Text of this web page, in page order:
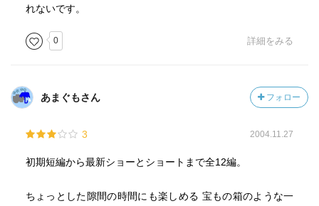
れないです。
0 詳細をみる
あまぐもさん フォロー
3 2004.11.27
初期短編から最新ショーとショートまで全12編。
ちょっとした隙間の時間にも楽しめる 宝もの箱のような一